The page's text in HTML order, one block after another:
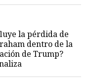
la pérdida de
dentro de la
de Trump?